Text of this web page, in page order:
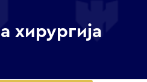
хирургија